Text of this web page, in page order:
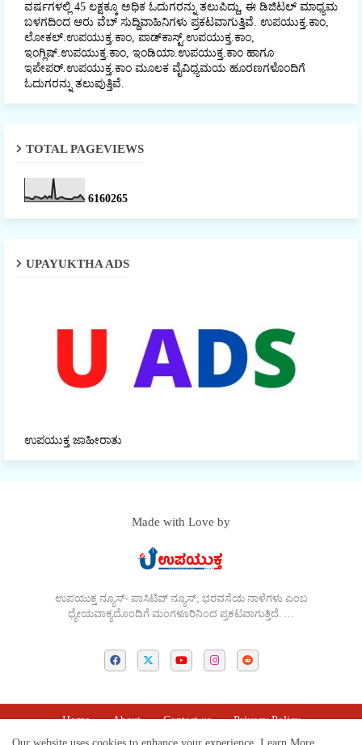
ವರ್ಷಗಳಲ್ಲಿ 45 ಲಕ್ಷಕ್ಕೂ ಅಧಿಕ ಓದುಗರನ್ನು ತಲುಪಿದ್ದು, ಈ ಡಿಜಿಟಲ್‌ ಮಾಧ್ಯಮ
ಬಳಗದಿಂದ ಆರು ವೆಬ್ ಸುದ್ದಿವಾಹಿನಿಗಳು ಪ್ರಕಟವಾಗುತ್ತಿವೆ. ಉಪಯುಕ್ತ.ಕಾಂ,
ಲೋಕಲ್‌.ಉಪಯುಕ್ತ.ಕಾಂ, ಪಾಡ್‌ಕಾಸ್ಟ್‌.ಉಪಯುಕ್ತ.ಕಾಂ,
ಇಂಗ್ಲಿಷ್.ಉಪಯುಕ್ತ.ಕಾಂ, ಇಂಡಿಯಾ.ಉಪಯುಕ್ತ.ಕಾಂ ಹಾಗೂ
ಇಪೇಪರ್‌.ಉಪಯುಕ್ತ.ಕಾಂ ಮೂಲಕ ವೈವಿಧ್ಯಮಯ ಹೂರಣಗಳೊಂದಿಗೆ
ಓದುಗರನ್ನು ತಲುಪುತ್ತಿವೆ.
TOTAL PAGEVIEWS
6160265
UPAYUKTHA ADS
ಉಪಯುಕ್ತ ಜಾಹೀರಾತು
Made with Love by
ಉಪಯುಕ್ತ ನ್ಯೂಸ್- ಪಾಸಿಟಿವ್ ನ್ಯೂಸ್; ಭರವಸೆಯ ನಾಳೆಗಳು ಎಂಬ
ಧ್ಯೇಯವಾಕ್ಯದೊಂದಿಗೆ ಮಂಗಳೂರಿನಿಂದ ಪ್ರಕಟವಾಗುತ್ತಿದೆ. …
Home About Contact us Privacy Policy